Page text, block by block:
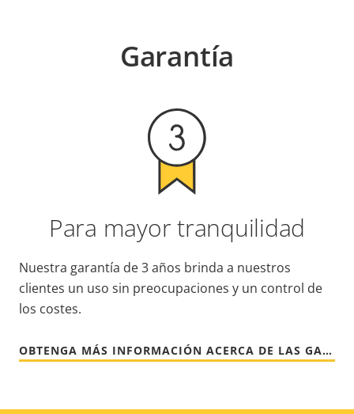
Garantía
Para mayor tranquilidad
Nuestra garantía de 3 años brinda a nuestros
clientes un uso sin preocupaciones y un control de
los costes.
OBTENGA MÁS INFORMACIÓN ACERCA DE LAS GARANTÍAS DE AXIS